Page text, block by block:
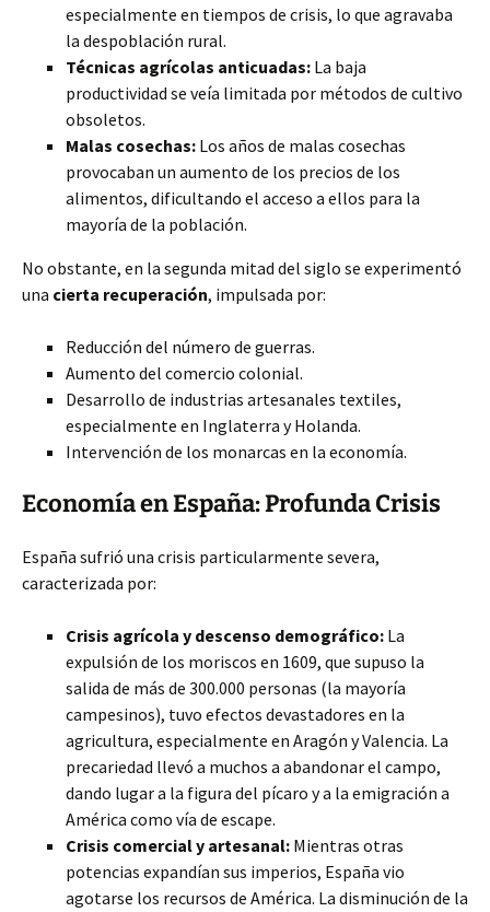
especialmente en tiempos de crisis, lo que agravaba
la despoblación rural.
Técnicas agrícolas anticuadas: La baja
productividad se veía limitada por métodos de cultivo
obsoletos.
Malas cosechas: Los años de malas cosechas
provocaban un aumento de los precios de los
alimentos, dificultando el acceso a ellos para la
mayoría de la población.
No obstante, en la segunda mitad del siglo se experimentó
una cierta recuperación, impulsada por:
Reducción del número de guerras.
Aumento del comercio colonial.
Desarrollo de industrias artesanales textiles,
especialmente en Inglaterra y Holanda.
Intervención de los monarcas en la economía.
Economía en España: Profunda Crisis
España sufrió una crisis particularmente severa,
caracterizada por:
Crisis agrícola y descenso demográfico: La
expulsión de los moriscos en 1609, que supuso la
salida de más de 300.000 personas (la mayoría
campesinos), tuvo efectos devastadores en la
agricultura, especialmente en Aragón y Valencia. La
precariedad llevó a muchos a abandonar el campo,
dando lugar a la figura del pícaro y a la emigración a
América como vía de escape.
Crisis comercial y artesanal: Mientras otras
potencias expandían sus imperios, España vio
agotarse los recursos de América. La disminución de la